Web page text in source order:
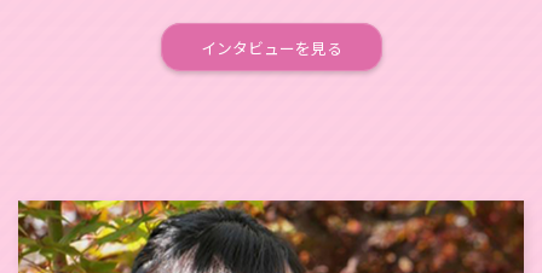
インタビューを見る